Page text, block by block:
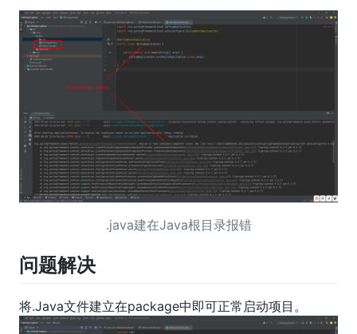
.java建在Java根目录报错
问题解决
将.Java文件建立在package中即可正常启动项目。